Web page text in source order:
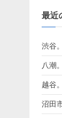
最近
渋谷
八潮
越谷
沼田